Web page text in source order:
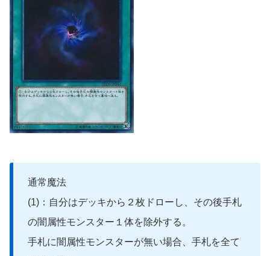
通常魔法
(1)：自分はデッキから２枚ドローし、その後手札
の闇属性モンスター１体を除外する。
手札に闇属性モンスターが無い場合、手札を全て